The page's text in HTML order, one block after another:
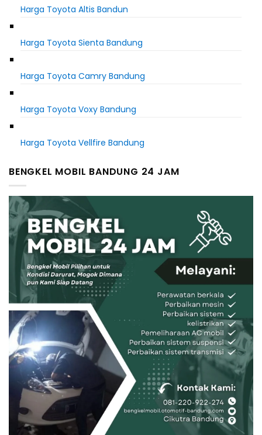
Harga Toyota Altis Bandun
Harga Toyota Sienta Bandung
Harga Toyota Camry Bandung
Harga Toyota Voxy Bandung
Harga Toyota Vellfire Bandung
BENGKEL MOBIL BANDUNG 24 JAM